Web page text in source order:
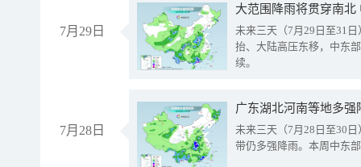
7月29日
大范围降雨将贯穿南
未来三天（7月29日至31
抬、大陆高压东移，中东
续。
7月28日
广东湖北河南等地多
未来三天（7月28日至30
带仍多强降雨。本周中东